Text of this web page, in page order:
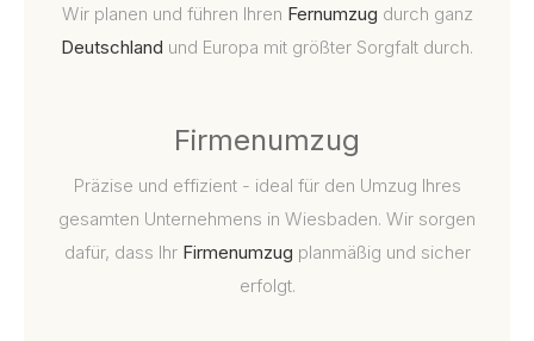
Wir planen und führen Ihren Fernumzug durch ganz
Deutschland und Europa mit größter Sorgfalt durch.
Firmenumzug
Präzise und effizient - ideal für den Umzug Ihres
gesamten Unternehmens in Wiesbaden. Wir sorgen
dafür, dass Ihr Firmenumzug planmäßig und sicher
erfolgt.